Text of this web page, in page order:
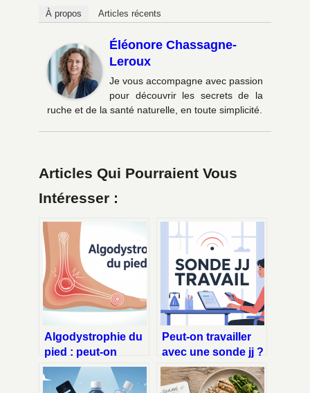
À propos Articles récents
Éléonore Chassagne-
Leroux
Je vous accompagne avec passion
pour découvrir les secrets de la
ruche et de la santé naturelle, en toute simplicité.
Articles Qui Pourraient Vous
Intéresser :
Algodystrophie du
pied : peut-on
marcher
normalement ?
Peut-on travailler
avec une sonde jj ?
ce qu’il faut
vraiment savoir